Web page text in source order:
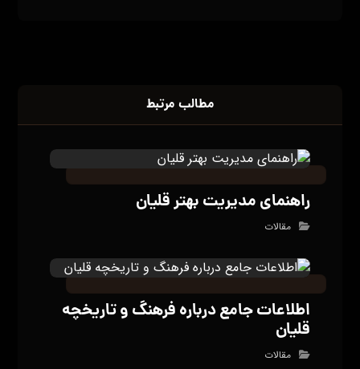
مطالب مرتبط
راهنمای مدیریت بهتر قلیان
مقالات
اطلاعات جامع درباره فرهنگ و تاریخچه
قلیان
مقالات